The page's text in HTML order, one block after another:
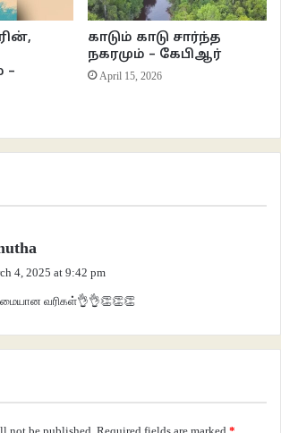
விலக்கியவாறு
வாயிலிருந்து
–
காடும் காடு சார்ந்த
நகரமும் – கேபிஆர்
April 15, 2026
s
4, 2025 at 9:42 pm
வரிகள்👌👌👏👏👏